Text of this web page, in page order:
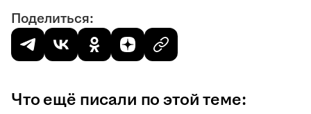
Поделиться:
Что ещё писали по этой теме: